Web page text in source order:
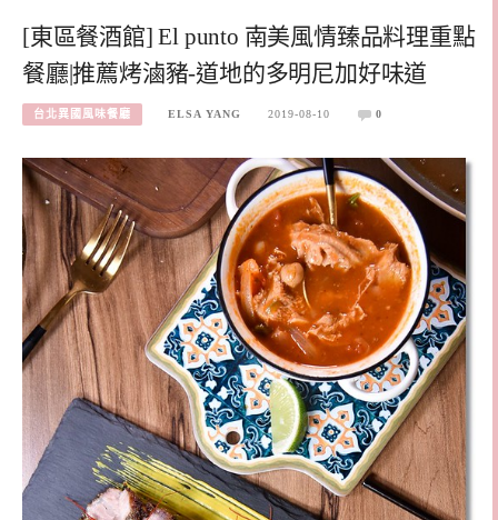
[東區餐酒館] El punto 南美風情臻品料理重點
餐廳|推薦烤滷豬-道地的多明尼加好味道
台北異國風味餐廳 ELSA YANG 2019-08-10 0